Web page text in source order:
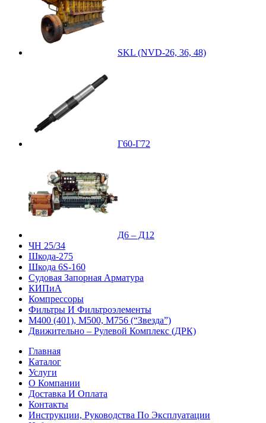
SKL (NVD-26, 36, 48)
Г60-Г72
Д6 – Д12
ЧН 25/34
Шкода-275
Шкода 6S-160
Судовая Запорная Арматура
КИПиА
Компрессоры
Фильтры И Фильтроэлементы
М400 (401), М500, М756 (“Звезда”)
Движительно – Рулевой Комплекс (ДРК)
Главная
Каталог
Услуги
О Компании
Доставка И Оплата
Контакты
Инструкции, Руководства По Эксплуатации